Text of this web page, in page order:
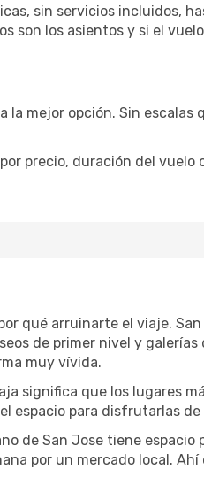
sin servicios incluidos,
son los asientos y si el
mejor opción. Sin
precio, duración del vuelo
qué arruinarte el viaje.
de primer nivel y
muy vívida.
significa que los lugares
espacio para disfrutarlas de
de San Jose tiene
por un mercado local.